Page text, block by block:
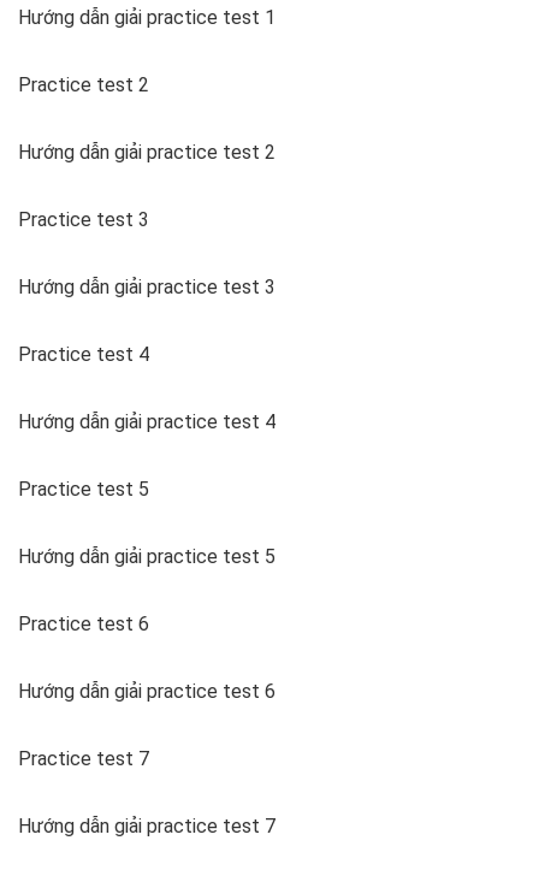
Hướng dẫn giải practice test 1
Practice test 2
Hướng dẫn giải practice test 2
Practice test 3
Hướng dẫn giải practice test 3
Practice test 4
Hướng dẫn giải practice test 4
Practice test 5
Hướng dẫn giải practice test 5
Practice test 6
Hướng dẫn giải practice test 6
Practice test 7
Hướng dẫn giải practice test 7